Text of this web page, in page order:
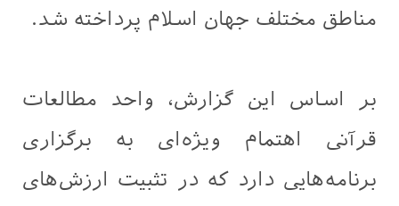
مناطق مختلف جهان اسلام پرداخته شد.
بر اساس این گزارش، واحد مطالعات
قرآنی اهتمام ویژه‌ای به برگزاری
برنامه‌هایی دارد که در تثبیت ارزش‌های